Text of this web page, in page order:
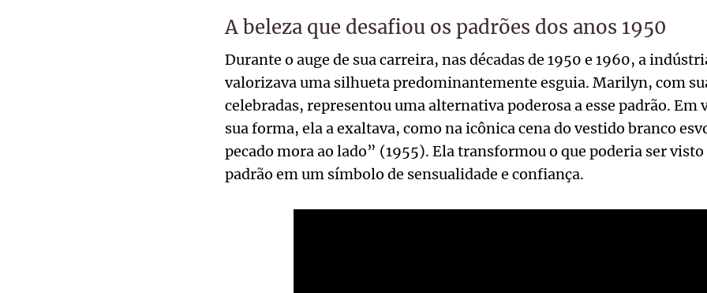
A beleza que desafiou os padrões dos anos 1950
Durante o auge de sua carreira, nas décadas de 1950 e 1960, a
valorizava uma silhueta predominantemente esguia. Marilyn, com
celebradas, representou uma alternativa poderosa a esse padrão. Em
sua forma, ela a exaltava, como na icônica cena do vestido branco
pecado mora ao lado” (1955). Ela transformou o que poderia ser
padrão em um símbolo de sensualidade e confiança.